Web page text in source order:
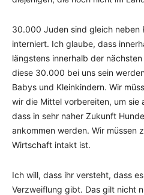
30.000 Juden sind gleich neben
interniert. Ich glaube, dass
längstens innerhalb der
diese 30.000 bei uns sein
Babys und Kleinkindern. Wir
wir die Mittel vorbereiten, um sie
dass in sehr naher Zukunft
ankommen werden. Wir müssen
Wirtschaft intakt ist.
Ich will, dass ihr versteht, dass
Verzweiflung gibt. Das gilt nicht